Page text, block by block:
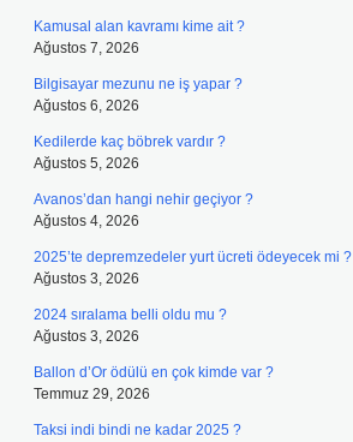
Kamusal alan kavramı kime ait ?
Ağustos 7, 2026
Bilgisayar mezunu ne iş yapar ?
Ağustos 6, 2026
Kedilerde kaç böbrek vardır ?
Ağustos 5, 2026
Avanos’dan hangi nehir geçiyor ?
Ağustos 4, 2026
2025’te depremzedeler yurt ücreti ödeyecek mi ?
Ağustos 3, 2026
2024 sıralama belli oldu mu ?
Ağustos 3, 2026
Ballon d’Or ödülü en çok kimde var ?
Temmuz 29, 2026
Taksi indi bindi ne kadar 2025 ?